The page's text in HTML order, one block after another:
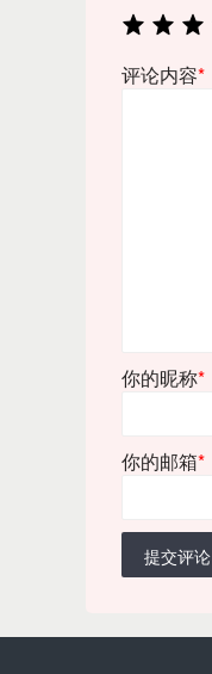
评论内容*
你的昵称*
你的邮箱*
提交评论